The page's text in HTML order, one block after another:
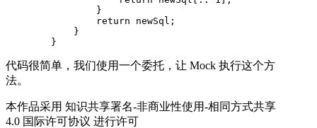
                }
                return newSql;
            }
        }
代码很简单，我们使用一个委托，让 Mock 执行这个方
法。
本作品采用 知识共享署名-非商业性使用-相同方式共享
4.0 国际许可协议 进行许可